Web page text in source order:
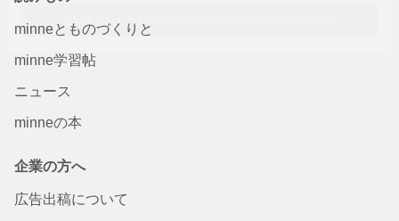
minneとものづくりと
minne学習帖
ニュース
minneの本
企業の方へ
広告出稿について